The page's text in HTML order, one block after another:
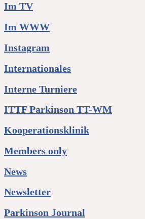
Im TV
Im WWW
Instagram
Internationales
Interne Turniere
ITTF Parkinson TT-WM
Kooperationsklinik
Members only
News
Newsletter
Parkinson Journal